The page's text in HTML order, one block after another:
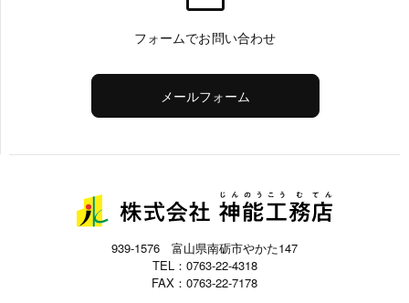
フォームでお問い合わせ
メールフォーム
939-1576 富山県南砺市やかた147
TEL： 0763-22-4318
FAX： 0763-22-7178